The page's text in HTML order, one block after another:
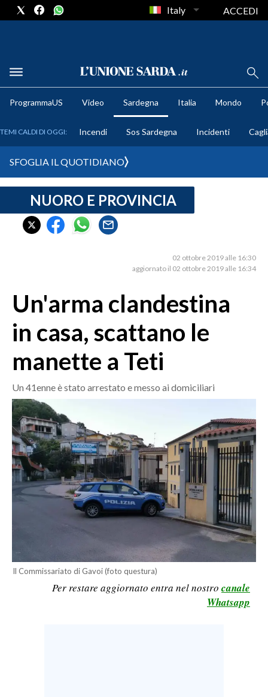
METEO
CRONACA SARDEGNA
CAGLIARI
SASSARI E PROVINCIA
GALLURA
NUORO E PROVINCIA
OGLIASTRA
CRONACA
ITALIA
MONDO
POLITICA
SERVIZI ALLE IMPRESE
LAVORO
BANDI
Italy ACCEDI
ProgrammaUS Video Sardegna Italia Mondo
TEMI CALDI DI OGGI: Incendi Sos Sardegna Incidenti
SFOGLIA IL QUOTIDIANO
NUORO E PROVINCIA
02 ottobre 2019 alle 16:30
aggiornato il 02 ottobre 2019 alle 16:34
Un'arma clandestina
in casa, scattano le
manette a Teti
Un 41enne è stato arrestato e messo ai domiciliari
Il Commissariato di Gavoi (foto questura)
Per restare aggiornato entra nel nostro canale
Whatsapp